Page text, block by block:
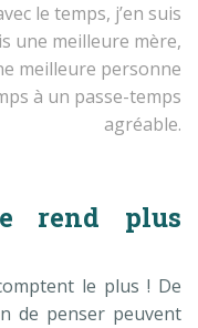
le temps, j’en suis
une meilleure mère,
meilleure personne
à un passe-temps
agréable.
rend plus
le plus ! De
de penser peuvent